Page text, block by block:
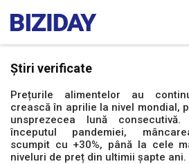
Știri verificate
Prețurile alimentelor au
crească în aprilie la nivel mondial,
unsprezecea lună
începutul pandemiei,
scumpit cu +30%, până la cele
niveluri de preț din ultimii șapte ani.